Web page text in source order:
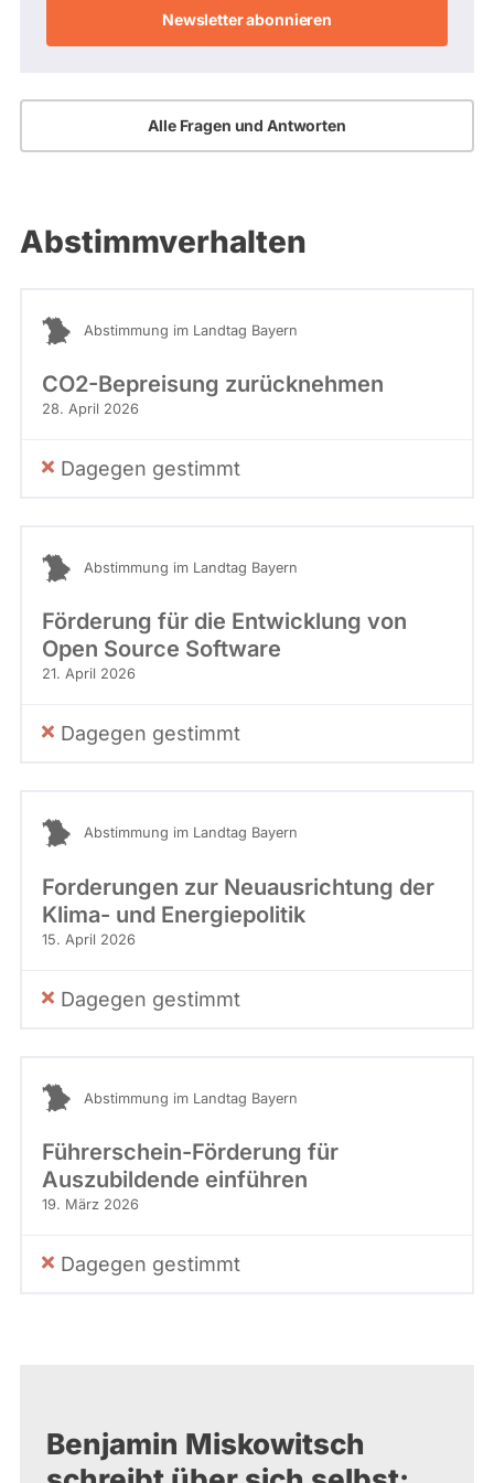
Alle Fragen und Antworten
Abstimmverhalten
Abstimmung im Landtag Bayern
CO2-Bepreisung zurücknehmen
28. April 2026
Dagegen gestimmt
Abstimmung im Landtag Bayern
Förderung für die Entwicklung von
Open Source Software
21. April 2026
Dagegen gestimmt
Abstimmung im Landtag Bayern
Forderungen zur Neuausrichtung der
Klima- und Energiepolitik
15. April 2026
Dagegen gestimmt
Abstimmung im Landtag Bayern
Führerschein-Förderung für
Auszubildende einführen
19. März 2026
Dagegen gestimmt
Benjamin Miskowitsch